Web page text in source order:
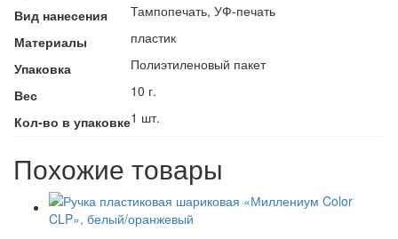
Вид нанесения
Тампопечать, УФ-печать
Материалы
пластик
Упаковка
Полиэтиленовый пакет
Вес
10 г.
Кол-во в упаковке1 шт.
Похожие товары